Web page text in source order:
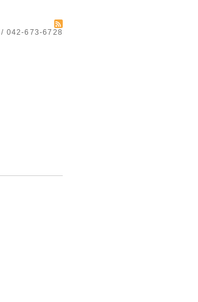
042-673-6728